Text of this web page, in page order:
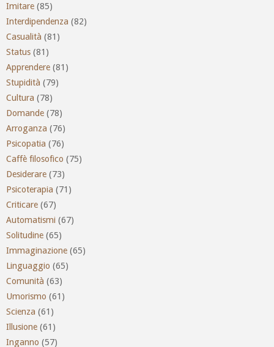
Imitare (85)
Interdipendenza (82)
Casualità (81)
Status (81)
Apprendere (81)
Stupidità (79)
Cultura (78)
Domande (78)
Arroganza (76)
Psicopatia (76)
Caffè filosofico (75)
Desiderare (73)
Psicoterapia (71)
Criticare (67)
Automatismi (67)
Solitudine (65)
Immaginazione (65)
Linguaggio (65)
Comunità (63)
Umorismo (61)
Scienza (61)
Illusione (61)
Inganno (57)